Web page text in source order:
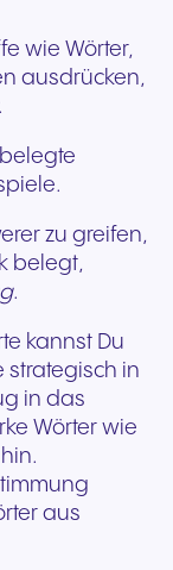
wie Wörter,
ausdrücken,
zu greifen,
belegt,
.
kannst Du
strategisch in
in das
Wörter wie
aus